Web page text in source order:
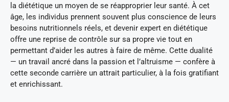
la diététique un moyen de se réapproprier leur santé. À cet
âge, les individus prennent souvent plus conscience de leurs
besoins nutritionnels réels, et devenir expert en diététique
offre une reprise de contrôle sur sa propre vie tout en
permettant d’aider les autres à faire de même. Cette dualité
— un travail ancré dans la passion et l’altruisme — confère à
cette seconde carrière un attrait particulier, à la fois gratifiant
et enrichissant.